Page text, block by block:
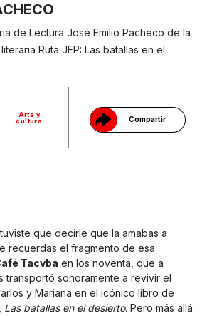
Arte y
cultura
Compartir
Gracias!
de Lectura José Emilio Pacheco de la
Ruta JEP: Las batallas en el
que decirle que la amabas a
recuerdas el fragmento de esa
Tacvba en los noventa, que a
transportó sonoramente a revivir el
y Mariana en el icónico libro de
, Las batallas en el desierto. Pero más allá